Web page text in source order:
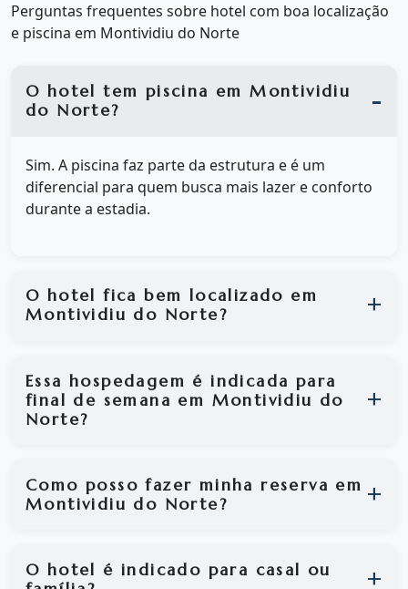
Perguntas frequentes sobre hotel com boa localização
e piscina em Montividiu do Norte
O hotel tem piscina em Montividiu
do Norte?
Sim. A piscina faz parte da estrutura e é um
diferencial para quem busca mais lazer e conforto
durante a estadia.
O hotel fica bem localizado em
Montividiu do Norte?
Essa hospedagem é indicada para
final de semana em Montividiu do
Norte?
Como posso fazer minha reserva em
Montividiu do Norte?
O hotel é indicado para casal ou